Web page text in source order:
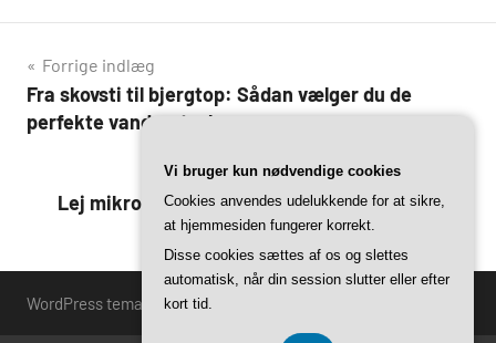
Indlægsnavigation
Forrige indlæg
Fra skovsti til bjergtop: Sådan vælger du de
perfekte vandrestøvler
Næste indlæg
Lej mikrofoner til alle anledninger: En guide til
nybegyndere
WordPress tema: Harrison by ThemeZee.
Vi bruger kun nødvendige cookies
Cookies anvendes udelukkende for at sikre,
at hjemmesiden fungerer korrekt.
Disse cookies sættes af os og slettes
automatisk, når din session slutter eller efter
kort tid.